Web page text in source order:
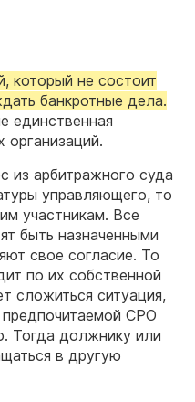
который не состоит
банкротные дела.
единственная
организаций.
из арбитражного суда
управляющего, то
участникам. Все
быть назначенными
свое согласие. То
по их собственной
сложиться ситуация,
предпочитаемой СРО
Тогда должнику или
в другую